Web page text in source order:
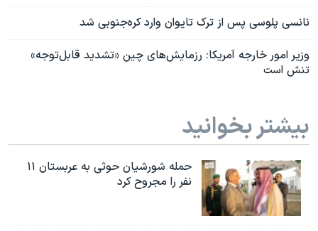
نانسی پلوسی پس از ترک تایوان وارد کره‌جنوبی شد
وزیر امور خارجه آمریکا: رزمایش‌های چین «تشدید قابل‌توجه»
تنش است
بیشتر بخوانید
حمله شورشیان حوثی به عربستان ۱۱
نفر را مجروح کرد